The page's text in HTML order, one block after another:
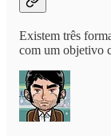
Existem três
com um objetivo